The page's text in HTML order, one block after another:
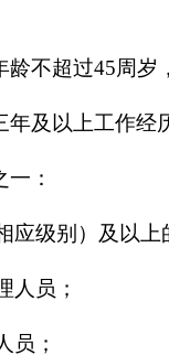
龄不超过45周岁
年及以上工作
：
级别）及以上
人员；
员；